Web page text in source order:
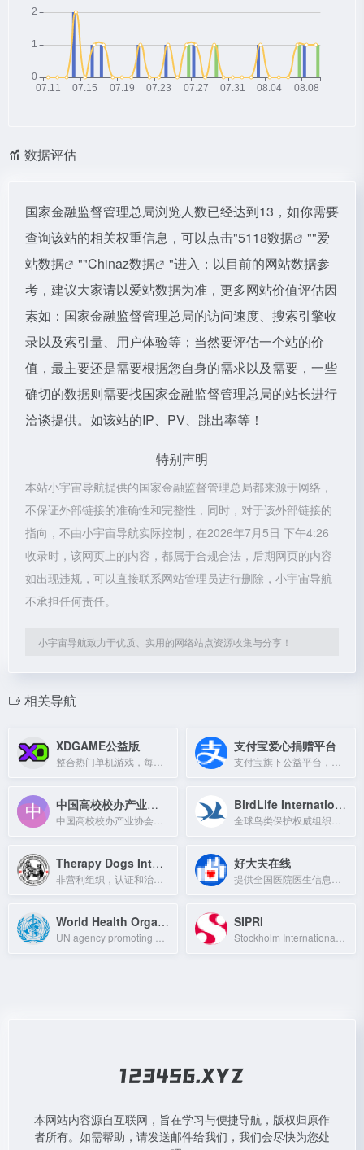
数据评估
国家金融监督管理总局浏览人数已经达到13，如你需要
查询该站的相关权重信息，可以点击"5118数据 ""爱
站数据
""Chinaz数据
"进入；以目前的网站数据参
考，建议大家请以爱站数据为准，更多网站价值评估因
素如：国家金融监督管理总局的访问速度、搜索引擎收
录以及索引量、用户体验等；当然要评估一个站的价
值，最主要还是需要根据您自身的需求以及需要，一些
确切的数据则需要找国家金融监督管理总局的站长进行
洽谈提供。如该站的IP、PV、跳出率等！
特别声明
本站小宇宙导航提供的国家金融监督管理总局都来源于网络，
不保证外部链接的准确性和完整性，同时，对于该外部链接的
指向，不由小宇宙导航实际控制，在2026年7月5日 下午4:26
收录时，该网页上的内容，都属于合规合法，后期网页的内容
如出现违规，可以直接联系网站管理员进行删除，小宇宙导航
不承担任何责任。
小宇宙导航致力于优质、实用的网络站点资源收集与分享！
相关导航
XDGAME公益版 支付宝爱心捐赠平台
中国高校校办产业协会 BirdLife International
Therapy Dogs International 好大夫在线
World Health Organization SIPRI
本网站内容源自互联网，旨在学习与便捷导航，版权归原作
者所有。如需帮助，请发送邮件给我们，我们会尽快为您处